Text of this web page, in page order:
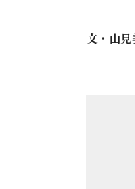
文・ 山